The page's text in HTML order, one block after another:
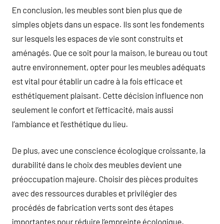
En conclusion, les meubles sont bien plus que de
simples objets dans un espace. Ils sont les fondements
sur lesquels les espaces de vie sont construits et
aménagés. Que ce soit pour la maison, le bureau ou tout
autre environnement, opter pour les meubles adéquats
est vital pour établir un cadre à la fois efficace et
esthétiquement plaisant. Cette décision influence non
seulement le confort et l’efficacité, mais aussi
l’ambiance et l’esthétique du lieu.
De plus, avec une conscience écologique croissante, la
durabilité dans le choix des meubles devient une
préoccupation majeure. Choisir des pièces produites
avec des ressources durables et privilégier des
procédés de fabrication verts sont des étapes
importantes pour réduire l’empreinte écologique.